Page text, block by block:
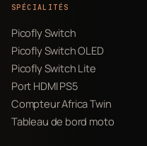
SPÉCIALITÉS
Picofly Switch
Picofly Switch OLED
Picofly Switch Lite
Port HDMI PS5
Compteur Africa Twin
Tableau de bord moto